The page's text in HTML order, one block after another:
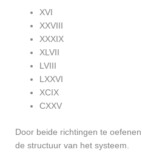
XVI
XXVIII
XXXIX
XLVII
LVIII
LXXVI
XCIX
CXXV
Door beide richtingen te
de structuur van het systeem.